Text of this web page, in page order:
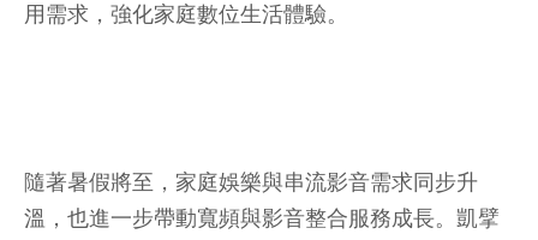
用需求，強化家庭數位生活體驗。
隨著暑假將至，家庭娛樂與串流影音需求同步升
溫，也進一步帶動寬頻與影音整合服務成長。凱擘